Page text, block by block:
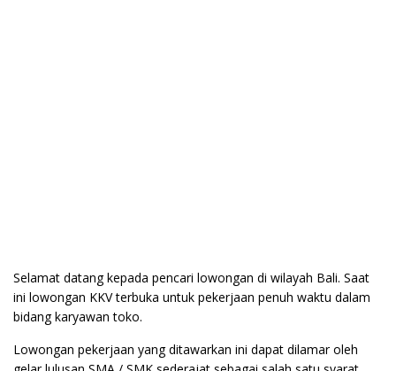
Selamat datang kepada pencari lowongan di wilayah Bali. Saat
ini lowongan KKV terbuka untuk pekerjaan penuh waktu dalam
bidang karyawan toko.
Lowongan pekerjaan yang ditawarkan ini dapat dilamar oleh